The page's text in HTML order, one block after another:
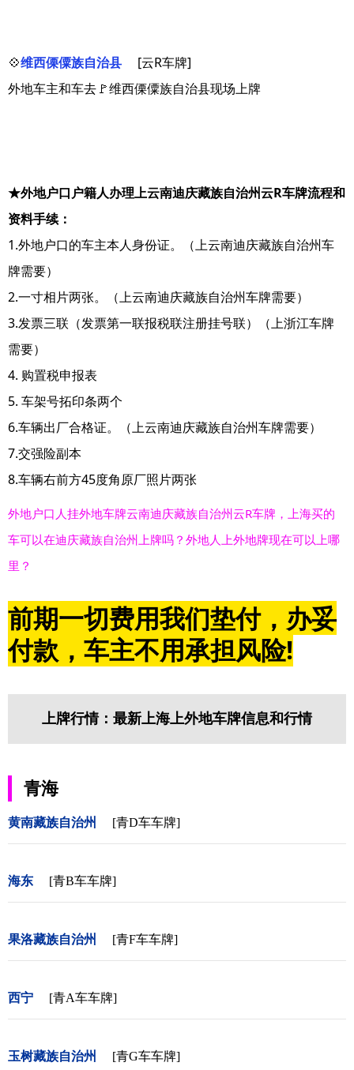
💠维西傈僳族自治县
[云R车牌]
外地车主和车去🚩维西傈僳族自治县现场上牌
★外地户口户籍人办理上云南迪庆藏族自治州云R车牌流程和
资料手续：
1.外地户口的车主本人身份证。（上云南迪庆藏族自治州车
牌需要）
2.一寸相片两张。（上云南迪庆藏族自治州车牌需要）
3.发票三联（发票第一联报税联注册挂号联）（上浙江车牌
需要）
4. 购置税申报表
5. 车架号拓印条两个
6.车辆出厂合格证。（上云南迪庆藏族自治州车牌需要）
7.交强险副本
8.车辆右前方45度角原厂照片两张
外地户口人挂外地车牌云南迪庆藏族自治州云R车牌，上海买的
车可以在迪庆藏族自治州上牌吗？外地人上外地牌现在可以上哪
里？
前期一切费用我们垫付，办妥
付款，车主不用承担风险!
上牌行情：最新上海上外地车牌信息和行情
青海
黄南藏族自治州 [青D车车牌]
海东 [青B车车牌]
果洛藏族自治州 [青F车车牌]
西宁 [青A车车牌]
玉树藏族自治州 [青G车车牌]